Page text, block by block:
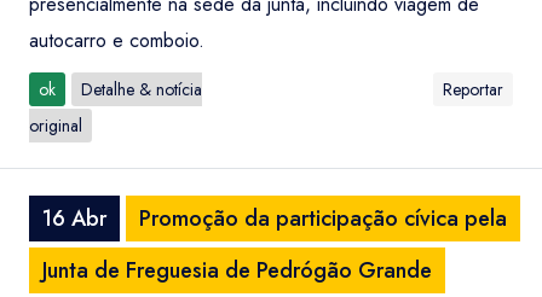
autocarro e comboio.
ok
Detalhe & notícia
original
Reportar
16 Abr
Promoção da participação cívica pela
Junta de Freguesia de Pedrógão Grande